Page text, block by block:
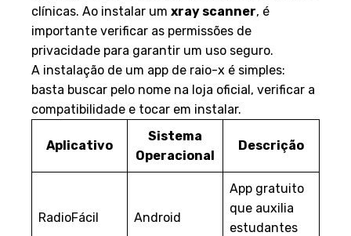
clínicas. Ao instalar um xray scanner, é
importante verificar as permissões de
privacidade para garantir um uso seguro.
A instalação de um app de raio-x é simples:
basta buscar pelo nome na loja oficial, verificar a
compatibilidade e tocar em instalar.
Aplicativo
Sistema
Operacional
Descrição
RadioFácil Android
App gratuito
que auxilia
estudantes